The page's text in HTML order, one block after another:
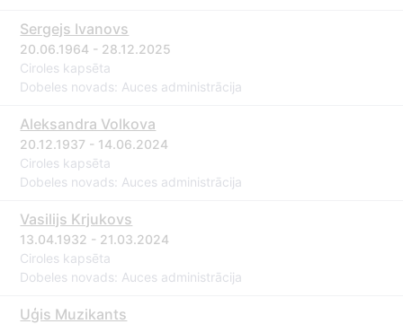
Sergejs Ivanovs
20.06.1964 - 28.12.2025
Ciroles kapsēta
Dobeles novads: Auces administrācija
Aleksandra Volkova
20.12.1937 - 14.06.2024
Ciroles kapsēta
Dobeles novads: Auces administrācija
Vasilijs Krjukovs
13.04.1932 - 21.03.2024
Ciroles kapsēta
Dobeles novads: Auces administrācija
Uģis Muzikants